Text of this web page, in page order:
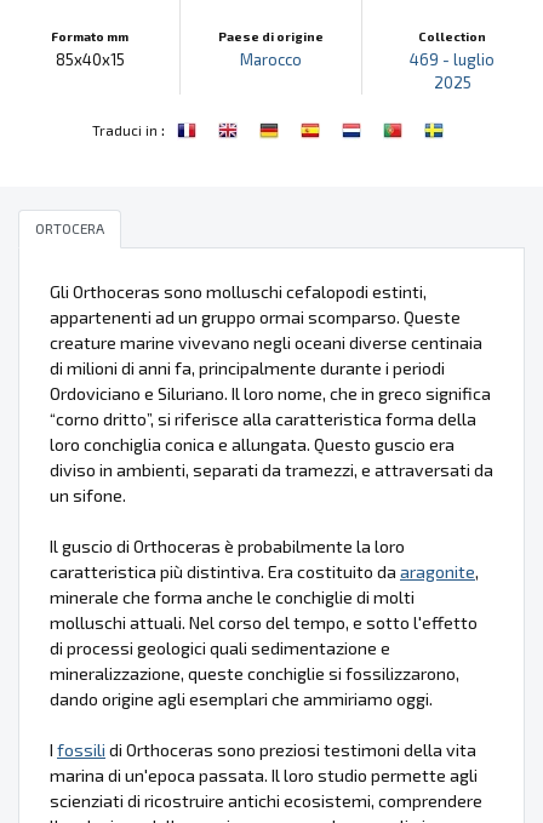
Formato mm
85x40x15
Paese di origine
Marocco
Collection
469 - luglio
2025
Traduci in :
ORTOCERA
Gli Orthoceras sono molluschi cefalopodi estinti,
appartenenti ad un gruppo ormai scomparso. Queste
creature marine vivevano negli oceani diverse centinaia
di milioni di anni fa, principalmente durante i periodi
Ordoviciano e Siluriano. Il loro nome, che in greco significa
“corno dritto”, si riferisce alla caratteristica forma della
loro conchiglia conica e allungata. Questo guscio era
diviso in ambienti, separati da tramezzi, e attraversati da
un sifone.
Il guscio di Orthoceras è probabilmente la loro
caratteristica più distintiva. Era costituito da aragonite,
minerale che forma anche le conchiglie di molti
molluschi attuali. Nel corso del tempo, e sotto l'effetto
di processi geologici quali sedimentazione e
mineralizzazione, queste conchiglie si fossilizzarono,
dando origine agli esemplari che ammiriamo oggi.
I fossili di Orthoceras sono preziosi testimoni della vita
marina di un'epoca passata. Il loro studio permette agli
scienziati di ricostruire antichi ecosistemi, comprendere